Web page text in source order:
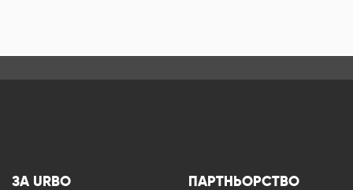
ЗА URBO ПАРТНЬОРСТВО